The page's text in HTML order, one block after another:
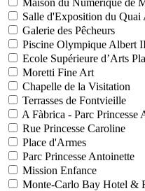
Salle d'Exposition du Quai
Galerie des Pêcheurs
Piscine Olympique Albert
Ecole Supérieure d’Arts
Moretti Fine Art
Chapelle de la Visitation
Terrasses de Fontvieille
A Fàbrica - Parc Princesse
Rue Princesse Caroline
Place d'Armes
Parc Princesse Antoinette
Mission Enfance
Monte-Carlo Bay Hotel &